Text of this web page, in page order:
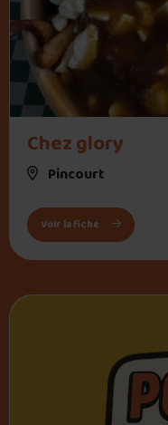
Chez glory
Pincourt
Voir la fiche : Chez glory